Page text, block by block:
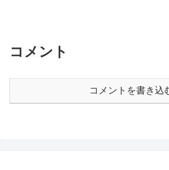
コメント
コメントを書き込